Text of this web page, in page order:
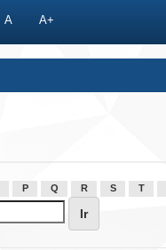
A A+
P Q R S T